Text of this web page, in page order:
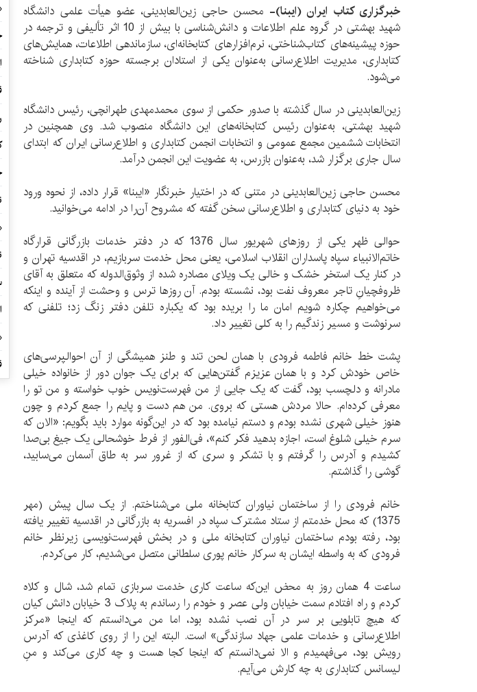
خبرگزاری کتاب ایران (ایبنا)- محسن حاجی زین‌العابدینی، عضو هیأت علمی دانشگاه
شهید بهشتی در گروه علم اطلاعات و دانش‌شناسی با بیش از 10 اثر تألیفی و ترجمه در
حوزه پیشینه‌های كتاب‌شناختی، نرم‌افزارهای كتابخانه‌ای، سازماندهی اطلاعات، همایش‌های
کتابداری، مدیریت اطلاع‌رسانی به‌عنوان یکی از استادان برجسته حوزه کتابداری شناخته
می‌شود.
زین‌العابدینی در سال گذشته با صدور حکمی از سوی محمد‌مهدی طهرانچی، رئیس دانشگاه
شهید بهشتی، به‌عنوان رئیس کتابخانه‌های این دانشگاه منصوب شد. وی همچنین در
انتخاباتششمین مجمع عمومی و انتخابات انجمن کتابداری و اطلاع‌رسانی ایران که ابتدای
سال جاری برگزار شد، به‌عنوان بازرس، به عضویت این انجمن درآمد.
محسن حاجی زین‌العابدینی در متنی که در اختیار خبرنگار «ایبنا» قرار داده، از نحوه ورود
خود به دنیای کتابداری و اطلاع‌رسانی سخن گفته که مشروح آن‌را در ادامه می‌خوانید.
حوالی ظهر یکی از روزهای شهریور سال 1376 که در دفتر خدمات بازرگانی قرارگاه
خاتم‌الانبیاء سپاه پاسداران انقلاب اسلامی، یعنی محل خدمت سربازیم، در اقدسیه تهران و
در کنار یک استخر خشک و خالی یک ویلای مصادره شده از وثوق‌الدوله که متعلق به آقای
ظروفچیانِ تاجر معروف نفت بود، نشسته بودم. آن روزها ترس و وحشت از آینده و اینکه
می‌خواهیم چکاره شویم امان ما را بریده بود که یکباره تلفن دفتر زنگ زد؛ تلفنی که
سرنوشت و مسیر زندگیم را به کلی تغییر داد.
پشت خط خانم فاطمه فرودی با همان لحن تند و طنز همیشگی از آن احوالپرسی‌های
خاص خودش کرد و با همان عزیزم گفتن‌هایی که برای یک جوان دور از خانواده خیلی
مادرانه و دلچسب بود، گفت که یک جایی از من فهرست‌نویس خوب خواسته و من تو را
معرفی کرده‌ام. حالا مردش هستی که بروی. من هم دست و پایم را جمع کردم و چون
هنوز خیلی شهری نشده بودم و دستم نیامده بود که در این‌گونه موارد باید بگویم: «الان که
سرم خیلی شلوغ است، اجازه بدهید فکر کنم»، فی‌الفور از فرط خوشحالی یک جیغ بی‌صدا
کشیدم و آدرس را گرفتم و با تشکر و سری که از غرور سر به طاق آسمان می‌سابید،
گوشی را گذاشتم.
خانم فرودی را از ساختمان نیاوران کتابخانه ملی می‌شناختم. از یک سال پیش (مهر
1375) که محل خدمتم از ستاد مشترک سپاه در افسریه به بازرگانی در اقدسیه تغییر یافته
بود، رفته بودم ساختمان نیاوران کتابخانه ملی و در بخش فهرست‌نویسی زیرنظر خانم
فرودی که به واسطه ایشان به سرکار خانم پوری سلطانی متصل می‌شدیم، کار می‌کردم.
ساعت 4 همان‌ روز به محض این‌که ساعت کاری خدمت سربازی تمام شد، شال و کلاه
کردم و راه افتادم سمت خیابان ولی عصر و خودم را رساندم به پلاک 3 خیابان دانش کیان
که هیچ تابلویی بر سر در آن نصب نشده بود، اما من می‌دانستم که اینجا «مرکز
اطلاع‌رسانی و خدمات علمی جهاد سازندگی» است. البته این را از روی کاغذی که آدرس
رویش بود، می‌فهمیدم و الا نمی‌دانستم که اینجا کجا هست و چه کاری می‌کند و منِ
لیسانس کتابداری به چه کارش می‌آیم.